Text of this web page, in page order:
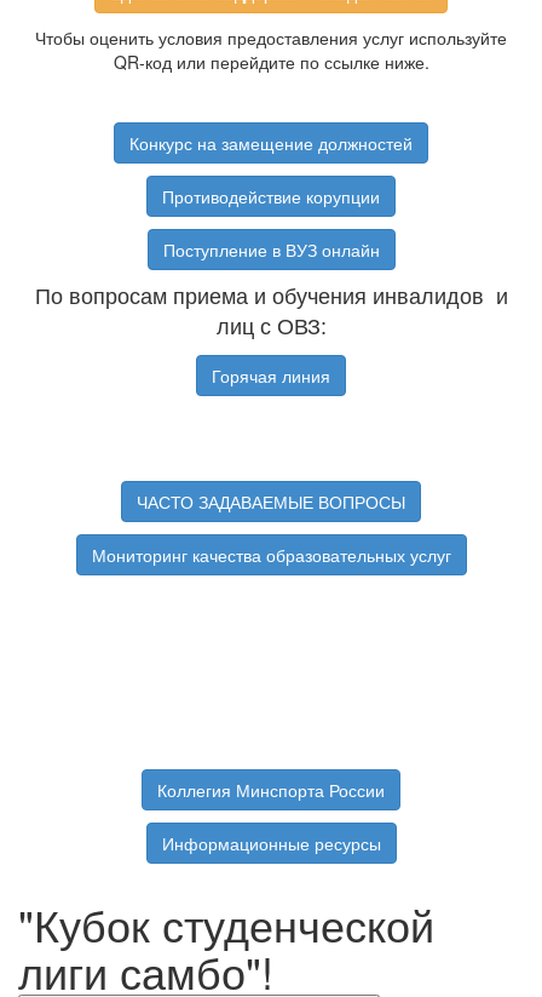
Чтобы оценить условия предоставления услуг используйте
QR-код или перейдите по ссылке ниже.
Конкурс на замещение должностей
Противодействие корупции
Поступление в ВУЗ онлайн
По вопросам приема и обучения инвалидов и
лиц с ОВЗ:
Горячая линия
ЧАСТО ЗАДАВАЕМЫЕ ВОПРОСЫ
Мониторинг качества образовательных услуг
Коллегия Минспорта России
Информационные ресурсы
"Кубок студенческой
лиги самбо"!